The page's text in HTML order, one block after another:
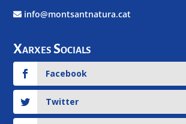
info@montsantnatura.cat
Xarxes Socials
Facebook
Twitter